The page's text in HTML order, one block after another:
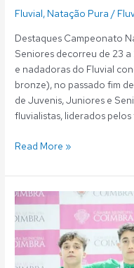
Fluvial, Natação Pura /
Destaques Campeonato
Seniores decorreu de 23
e nadadoras do Fluvial
bronze), no passado fim
de Juvenis, Juniores e
fluvialistas, liderados
Read More »
Natação:
Fluvialistas
conquistam
mais
de